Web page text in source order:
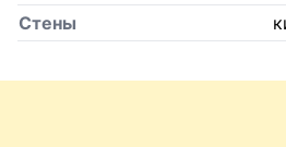
Стены